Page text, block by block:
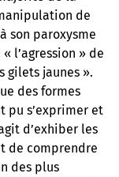
de
son paroxysme
l’agression » de
gilets jaunes ».
des formes
pu s’exprimer et
d’exhiber les
de comprendre
des plus